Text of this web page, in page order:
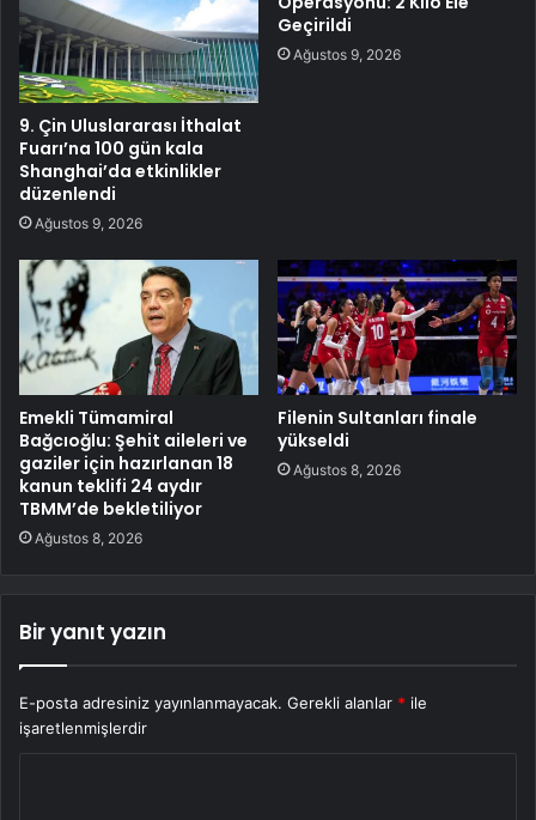
9. Çin Uluslararası İthalat
Fuarı’na 100 gün kala
Shanghai’da etkinlikler
düzenlendi
Ağustos 9, 2026
Geçirildi
Ağustos 9, 2026
Emekli Tümamiral
Bağcıoğlu: Şehit aileleri ve
gaziler için hazırlanan 18
kanun teklifi 24 aydır
TBMM’de bekletiliyor
Ağustos 8, 2026
Filenin Sultanları finale
yükseldi
Ağustos 8, 2026
Bir yanıt yazın
E-posta adresiniz yayınlanmayacak. Gerekli alanlar * ile
işaretlenmişlerdir